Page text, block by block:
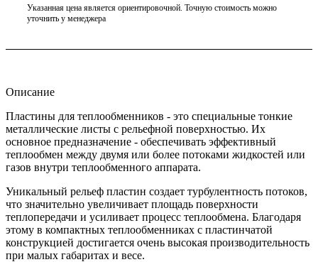
Указанная цена является ориентировочной. Точную стоимость можно
уточнить у менеджера
Описание
Пластины для теплообменников - это специальные тонкие
металлические листы с рельефной поверхностью. Их
основное предназначение - обеспечивать эффективный
теплообмен между двумя или более потоками жидкостей или
газов внутри теплообменного аппарата.
Уникальный рельеф пластин создает турбулентность потоков,
что значительно увеличивает площадь поверхности
теплопередачи и усиливает процесс теплообмена. Благодаря
этому в компактных теплообменниках с пластинчатой
конструкцией достигается очень высокая производительность
при малых габаритах и весе.